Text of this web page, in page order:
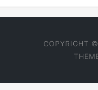
COPYRIGHT